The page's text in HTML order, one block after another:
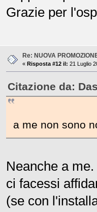
Grazie per
Re: NUOVA
« Risposta #12 il: 21 Luglio
Citazione da:
a me non sono
Neanche a
ci facessi
(se con